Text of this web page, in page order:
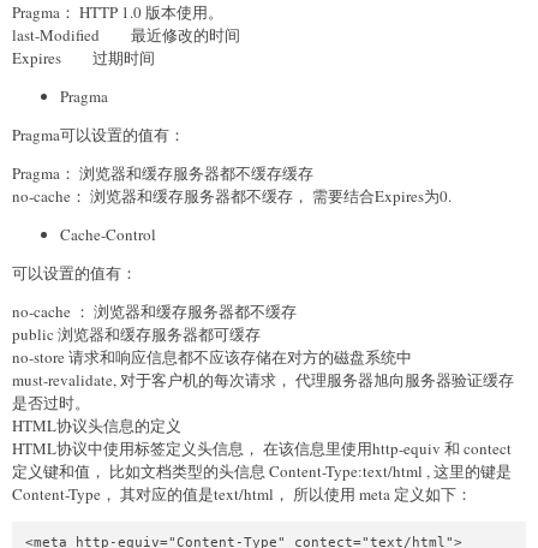
Pragma： HTTP 1.0 版本使用。
last-Modified 最近修改的时间
Expires 过期时间
Pragma
Pragma可以设置的值有：
Pragma： 浏览器和缓存服务器都不缓存缓存
no-cache： 浏览器和缓存服务器都不缓存， 需要结合Expires为0.
Cache-Control
可以设置的值有：
no-cache ： 浏览器和缓存服务器都不缓存
public 浏览器和缓存服务器都可缓存
no-store 请求和响应信息都不应该存储在对方的磁盘系统中
must-revalidate, 对于客户机的每次请求， 代理服务器旭向服务器验证缓存
是否过时。
HTML协议头信息的定义
HTML协议中使用标签定义头信息， 在该信息里使用http-equiv 和 contect
定义键和值， 比如文档类型的头信息 Content-Type:text/html , 这里的键是
Content-Type， 其对应的值是text/html， 所以使用 meta 定义如下：